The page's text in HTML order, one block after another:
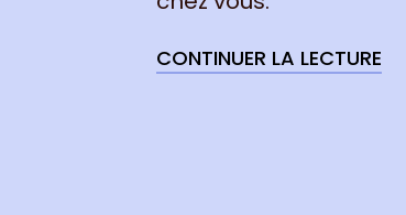
CONTINUER LA LECTURE